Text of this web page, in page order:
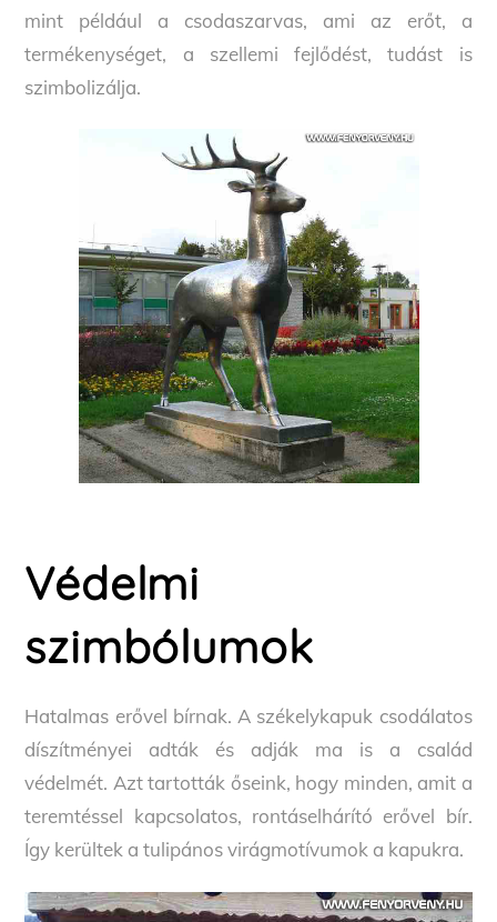
mint például a csodaszarvas, ami az erőt, a
termékenységet, a szellemi fejlődést, tudást is
szimbolizálja.
Védelmi
szimbólumok
Hatalmas erővel bírnak. A székelykapuk csodálatos
díszítményei adták és adják ma is a család
védelmét. Azt tartották őseink, hogy minden, amit a
teremtéssel kapcsolatos, rontáselhárító erővel bír.
Így kerültek a tulipános virágmotívumok a kapukra.